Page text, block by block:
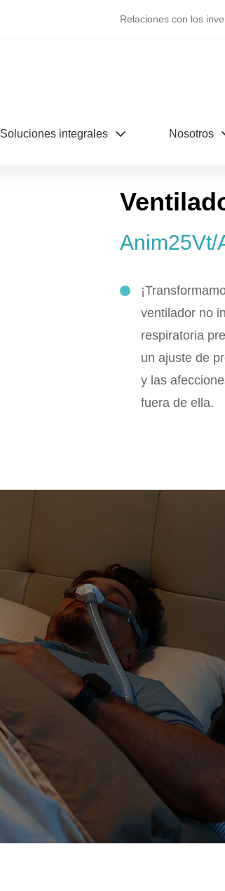
Relaciones con los
Soluciones integrales Nosotros
Anim25Vt/
ventilador no
respiratoria
un ajuste de
y las
fuera de ella.